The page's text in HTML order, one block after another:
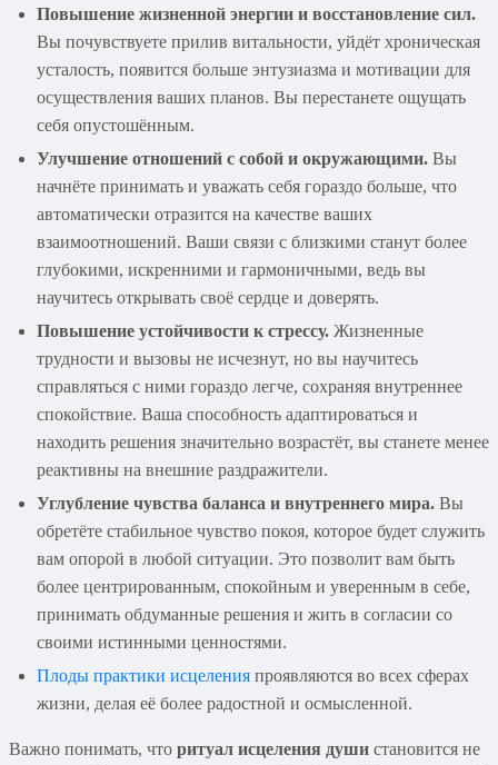
Повышение жизненной энергии и восстановление сил.
Вы почувствуете прилив витальности, уйдёт хроническая
усталость, появится больше энтузиазма и мотивации для
осуществления ваших планов. Вы перестанете ощущать
себя опустошённым.
Улучшение отношений с собой и окружающими. Вы
начнёте принимать и уважать себя гораздо больше, что
автоматически отразится на качестве ваших
взаимоотношений. Ваши связи с близкими станут более
глубокими, искренними и гармоничными, ведь вы
научитесь открывать своё сердце и доверять.
Повышение устойчивости к стрессу. Жизненные
трудности и вызовы не исчезнут, но вы научитесь
справляться с ними гораздо легче, сохраняя внутреннее
спокойствие. Ваша способность адаптироваться и
находить решения значительно возрастёт, вы станете менее
реактивны на внешние раздражители.
Углубление чувства баланса и внутреннего мира. Вы
обретёте стабильное чувство покоя, которое будет служить
вам опорой в любой ситуации. Это позволит вам быть
более центрированным, спокойным и уверенным в себе,
принимать обдуманные решения и жить в согласии со
своими истинными ценностями.
Плоды практики исцеления проявляются во всех сферах
жизни, делая её более радостной и осмысленной.
Важно понимать, что ритуал исцеления души становится не